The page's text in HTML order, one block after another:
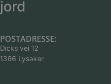
jord
POSTADRESSE:
Dicks vei 12
1366 Lysaker